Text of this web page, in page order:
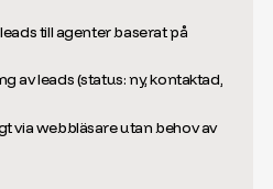
till agenter baserat på
av leads (status: ny, kontaktad,
via webbläsare utan behov av